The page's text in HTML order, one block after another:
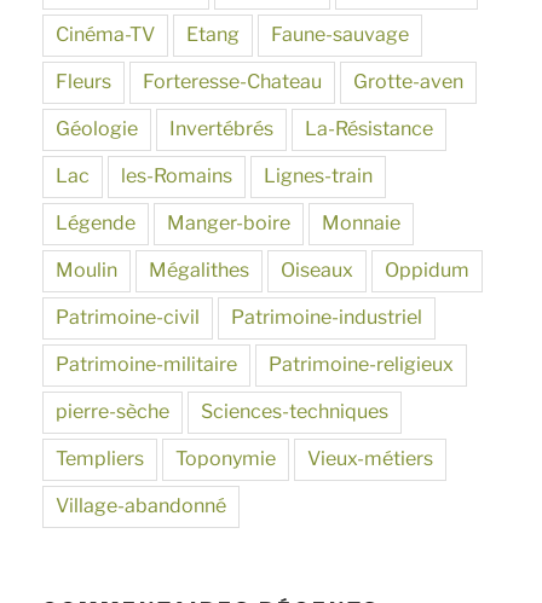
Cinéma-TV Etang Faune-sauvage
Fleurs Forteresse-Chateau Grotte-aven
Géologie Invertébrés La-Résistance
Lac les-Romains Lignes-train
Légende Manger-boire Monnaie
Moulin Mégalithes Oiseaux Oppidum
Patrimoine-civil Patrimoine-industriel
Patrimoine-militaire Patrimoine-religieux
pierre-sèche Sciences-techniques
Templiers Toponymie Vieux-métiers
Village-abandonné